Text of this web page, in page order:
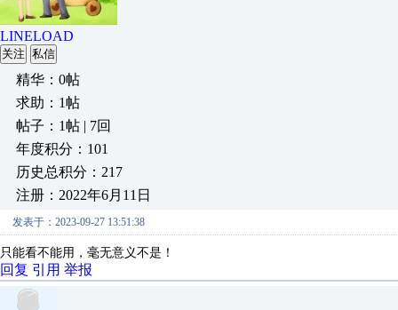
LINELOAD
关注 私信
精华：0帖
求助：1帖
帖子：1帖 | 7回
年度积分：101
历史总积分：217
注册：2022年6月11日
发表于：2023-09-27 13:51:38
只能看不能用，毫无意义不是！
回复 引用 举报